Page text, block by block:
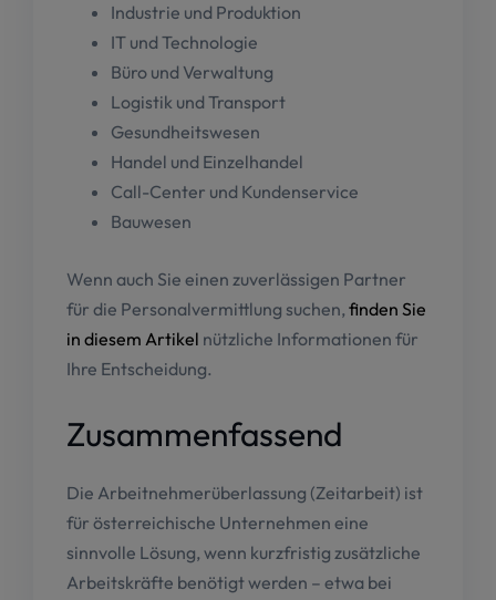
Industrie und Produktion
IT und Technologie
Büro und Verwaltung
Logistik und Transport
Gesundheitswesen
Handel und Einzelhandel
Call-Center und Kundenservice
Bauwesen
Wenn auch Sie einen zuverlässigen Partner
für die Personalvermittlung suchen, finden Sie
in diesem Artikel nützliche Informationen für
Ihre Entscheidung.
Zusammenfassend
Die Arbeitnehmerüberlassung (Zeitarbeit) ist
für österreichische Unternehmen eine
sinnvolle Lösung, wenn kurzfristig zusätzliche
Arbeitskräfte benötigt werden – etwa bei